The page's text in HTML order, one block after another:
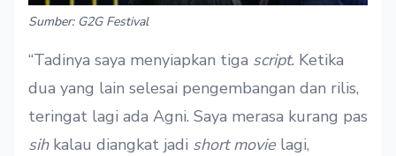
Sumber: G2G Festival
“Tadinya saya menyiapkan tiga script. Ketika
dua yang lain selesai pengembangan dan rilis,
teringat lagi ada Agni. Saya merasa kurang pas
sihkalau diangkat jadi short movie lagi,